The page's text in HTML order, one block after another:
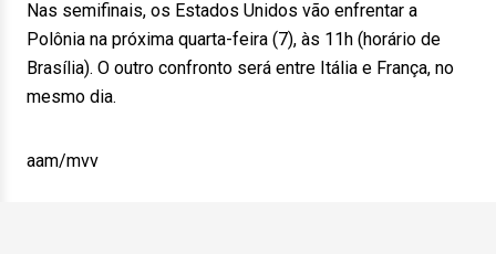
Nas semifinais, os Estados Unidos vão enfrentar a
Polônia na próxima quarta-feira (7), às 11h (horário de
Brasília). O outro confronto será entre Itália e França, no
mesmo dia.
aam/mvv